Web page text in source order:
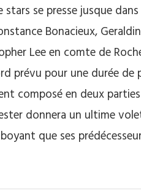
se presse jusque
Bonacieux,
Lee en comte de
prévu pour une durée
composé en deux
donnera un ultime
que ses